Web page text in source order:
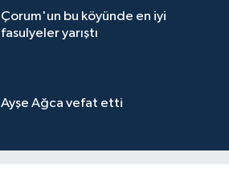
Çorum'un bu köyünde en iyi
fasulyeler yarıştı
Ayşe Ağca vefat etti